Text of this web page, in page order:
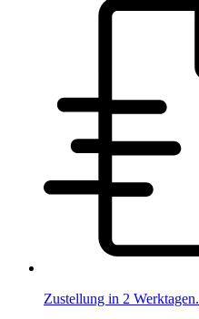
Zustellung in 2 Werktagen.